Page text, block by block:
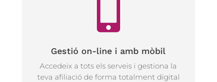
Gestió on-line i amb mòbil
Accedeix a tots els serveis i gestiona la
teva afiliació de forma totalment digital